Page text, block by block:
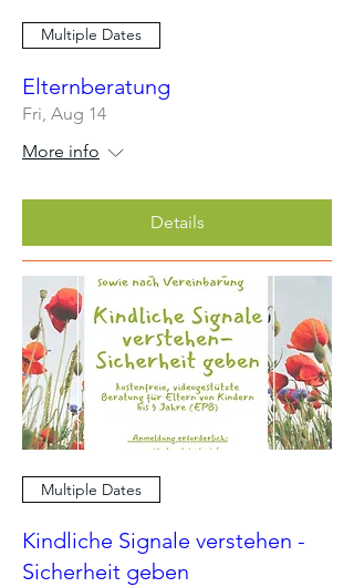
Multiple Dates
Elternberatung
Fri, Aug 14
More info
Details
Multiple Dates
Kindliche Signale verstehen -
Sicherheit geben